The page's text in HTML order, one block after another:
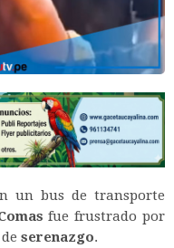
un bus de transporte
fue frustrado por
serenazgo.